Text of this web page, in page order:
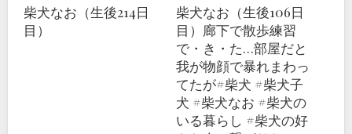
柴犬なお（生後214日
目）
柴犬なお（生後106日
目）廊下で散歩練習
で・き・た…部屋だと
我が物顔で暴れまわっ
てたが#柴犬 #柴犬子
犬 #柴犬なお #柴犬の
いる暮らし #柴犬の好